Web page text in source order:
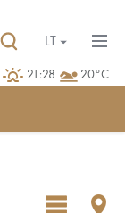
21:28 20°C
LT